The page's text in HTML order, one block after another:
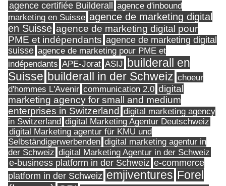
agence certifiée Builderall
agence d'inbound
marketing en Suisse agence de marketing digital
en Suisse agence de marketing digital pour
PME et indépendants agence de marketing digital
suisse agence de marketing pour PME et
indépendants APE-Jorat ASIJ builderall en
Suisse builderall in der Schweiz choeur
d'hommes L'Avenir communication 2.0 digital
marketing agency for small and medium
enterprises in Switzerland digital marketing agency
in Switzerland digital Marketing Agentur Deutschweiz
digital Marketing agentur für KMU und
Selbständigerwerbenden digital marketing agentur in
der Schweiz digital Marketing Agentur in der Schweiz
e-business platform in der Schweiz e-commerce
platform in der Schweiz emjiventures Forel